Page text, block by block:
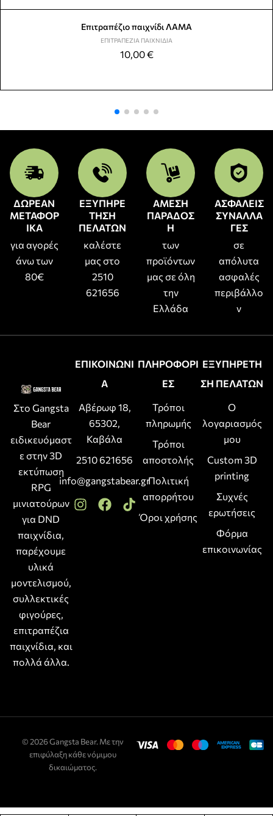
Επιτραπέζιο παιχνίδι ΛΑΜΑ
ΕΠΙΤΡΑΠΈΖΙΑ ΠΑΙΧΝΊΔΙΑ
10,00€
ΔΩΡΕΑΝ
ΜΕΤΑΦΟΡ
ΙΚΑ
για αγορές
άνω των
80€
ΕΞΥΠΗΡΕ
ΤΗΣΗ
ΠΕΛΑΤΩΝ
καλέστε
μας στο
2510
621656
ΑΜΕΣΗ
ΠΑΡΑΔΟΣ
Η
των
προϊόντων
μας σε όλη
την
Ελλάδα
ΑΣΦΑΛΕΙΣ
ΣΥΝΑΛΛΑ
ΓΕΣ
σε
απόλυτα
ασφαλές
περιβάλλο
ν
Στο Gangsta
Bear
ειδικευόμαστ
ε στην 3D
εκτύπωση
RPG
μινιατούρων
για DND
παιχνίδια,
παρέχουμε
υλικά
μοντελισμού,
συλλεκτικές
φιγούρες,
επιτραπέζια
παιχνίδια, και
πολλά άλλα.
ΕΠΙΚΟΙΝΩΝΙ
Α
Αβέρωφ 18,
65302,
Καβάλα
2510 621656
info@gangstabear.gr
ΠΛΗΡΟΦΟΡΙ
ΕΣ
Τρόποι
πληρωμής
Τρόποι
αποστολής
Πολιτική
απορρήτου
Όροι χρήσης
ΕΞΥΠΗΡΕΤΗ
ΣΗ ΠΕΛΑΤΩΝ
Ο
λογαριασμός
μου
Custom 3D
printing
Συχνές
ερωτήσεις
Φόρμα
επικοινωνίας
© 2026 Gangsta Bear. Με την
επιφύλαξη κάθε νόμιμου
δικαιώματος.